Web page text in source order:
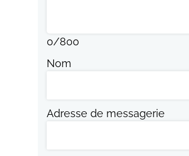
0/800
Nom
Adresse de messagerie